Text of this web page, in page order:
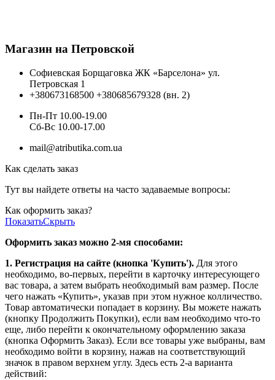
Магазин на Петровской
Софиевская Борщаговка ЖК «Барселона» ул.
Петровская 1
+380673168500 +380685679328 (вн. 2)
Пн-Пт 10.00-19.00
Cб-Вс 10.00-17.00
mail@atributika.com.ua
Как сделать заказ
Тут вы найдете ответы на часто задаваемые вопросы:
Как оформить заказ?
ПоказатьСкрыть
Оформить заказ можно 2-мя способами:
1. Регистрация на сайте (кнопка 'Купить'). Для этого
необходимо, во-первых, перейти в карточку интересующего
вас товара, а затем выбрать необходимый вам размер. После
чего нажать «Купить», указав при этом нужное колличество.
Товар автоматически попадает в корзину. Вы можете нажать
(кнопку Продолжить Покупки), если вам необходимо что-то
еще, либо перейти к окончательному оформлению заказа
(кнопка Оформить Заказ). Если все товары уже выбраны, вам
необходимо войти в корзину, нажав на соответствующий
значок в правом верхнем углу. Здесь есть 2-а варианта
действий: